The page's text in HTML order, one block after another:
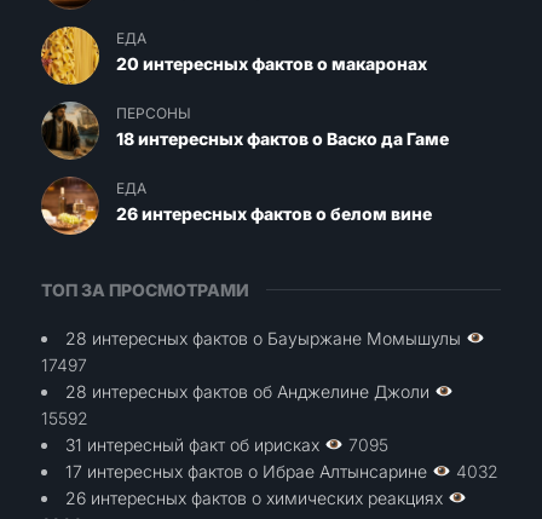
ЕДА
20 интересных фактов о макаронах
ПЕРСОНЫ
18 интересных фактов о Васко да Гаме
ЕДА
26 интересных фактов о белом вине
ТОП ЗА ПРОСМОТРАМИ
28 интересных фактов о Бауыржане Момышулы
17497
28 интересных фактов об Анджелине Джоли
15592
31 интересный факт об ирисках
7095
17 интересных фактов о Ибрае Алтынсарине
4032
26 интересных фактов о химических реакциях